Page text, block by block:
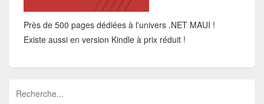
Près de 500 pages dédiées à l'univers .NET MAUI !
Existe aussi en version Kindle à prix réduit !